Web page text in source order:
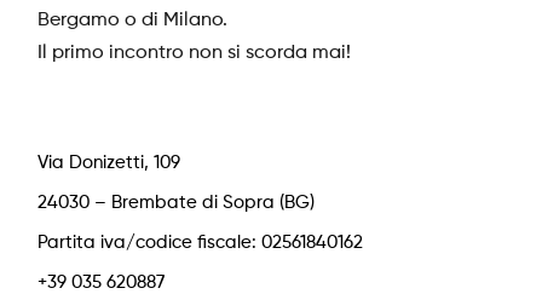
Bergamo o di Milano.
Il primo incontro non si scorda mai!
Via Donizetti, 109
24030 – Brembate di Sopra (BG)
Partita iva/codice fiscale: 02561840162
+39 035 620887